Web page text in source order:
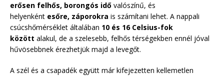
erősen felhős, borongós idő valószínű, és
helyenként esőre, záporokra is számítani lehet. A nappali
csúcshőmérséklet általában 10 és 16 Celsius-fok
között alakul, de a szelesebb, felhős térségekben ennél jóval
hűvösebbnek érezhetjük majd a levegőt.
A szél és a csapadék együtt már kifejezetten kellemetlen